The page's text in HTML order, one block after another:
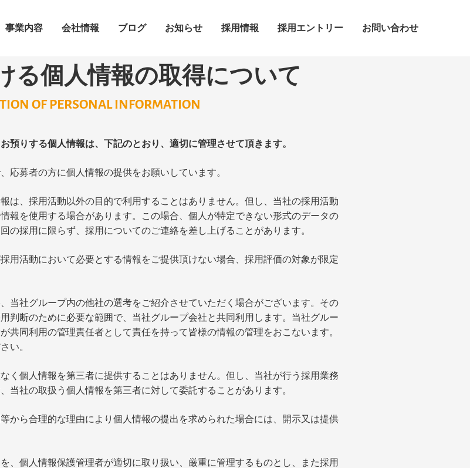
事業内容 会社情報 ブログ お知らせ 採用情報 採用エントリー お問い合わせ
る個人情報の取得について
OF PERSONAL INFORMATION
預りする個人情報は、下記のとおり、適切に管理させて頂きます。
応募者の方に個人情報の提供をお願いしています。
は、採用活動以外の目的で利用することはありません。但し、当社の採用活動
報を使用する場合があります。この場合、個人が特定できない形式のデータの
の採用に限らず、採用についてのご連絡を差し上げることがあります。
用活動において必要とする情報をご提供頂けない場合、採用評価の対象が限定
当社グループ内の他社の選考をご紹介させていただく場合がございます。その
判断のために必要な範囲で、当社グループ会社と共同利用します。当社グルー
共同利用の管理責任者として責任を持って皆様の情報の管理をおこないます。
い。
く個人情報を第三者に提供することはありません。但し、当社が行う採用業務
当社の取扱う個人情報を第三者に対して委託することがあります。
から合理的な理由により個人情報の提出を求められた場合には、開示又は提供
、個人情報保護管理者が適切に取り扱い、厳重に管理するものとし、また採用